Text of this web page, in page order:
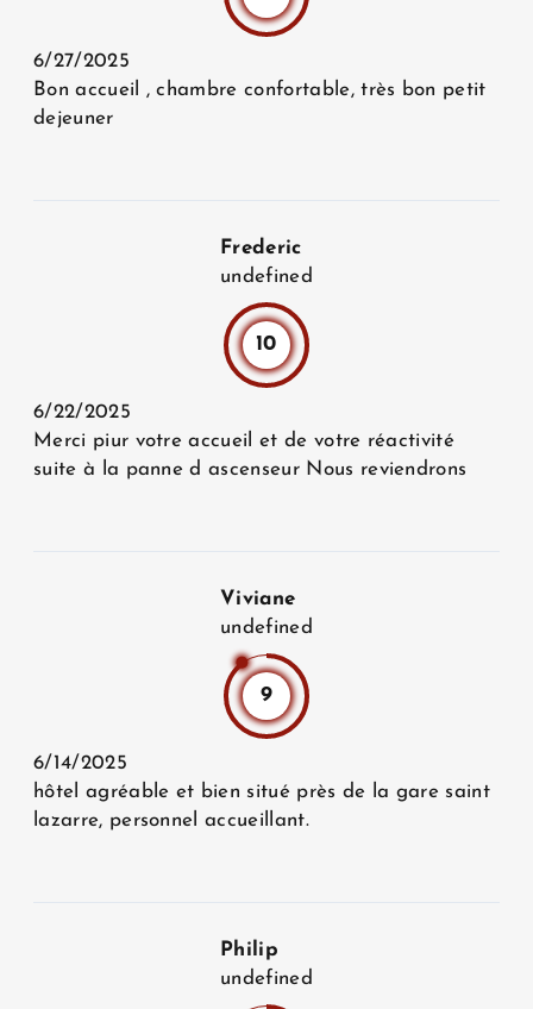
6/27/2025
Bon accueil , chambre confortable, très bon petit
dejeuner
Frederic
undefined
10
6/22/2025
Merci piur votre accueil et de votre réactivité
suite à la panne d ascenseur Nous reviendrons
Viviane
undefined
9
6/14/2025
hôtel agréable et bien situé près de la gare saint
lazarre, personnel accueillant.
Philip
undefined